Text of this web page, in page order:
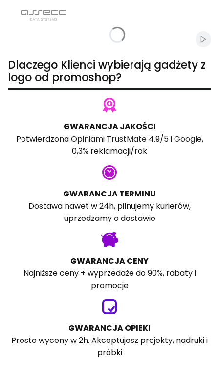
Dlaczego Klienci wybierają gadżety z
logo od promoshop?
GWARANCJA JAKOŚCI
PotwierdzonaOpiniami TrustMate4.9/5 iGoogle,
0,3% reklamacji/rok
GWARANCJA TERMINU
Dostawa nawet w 24h, pilnujemy kurierów,
uprzedzamy o dostawie
GWARANCJA CENY
Najniższe ceny + wyprzedaże do 90%, rabaty i
promocje
GWARANCJA OPIEKI
Proste wyceny w 2h. Akceptujesz projekty, nadruki i
próbki